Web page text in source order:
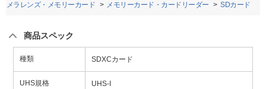
メラレンズ・メモリーカード メモリーカード・カードリーダー SDカード
商品スペック
種類 SDXCカード
UHS規格 UHS-I